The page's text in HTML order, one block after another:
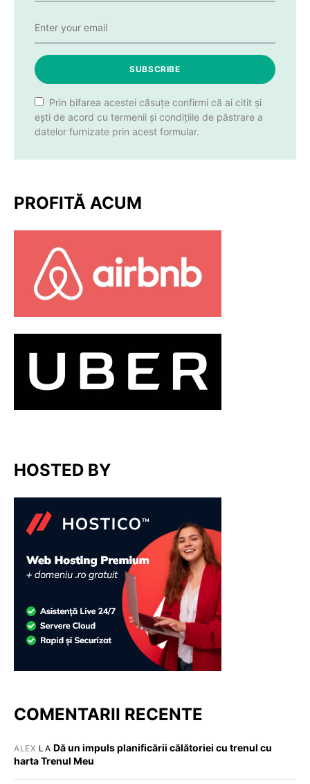
SUBSCRIBE
Prin bifarea acestei căsuțe confirmi că ai citit și
ești de acord cu termenii și condițiile de păstrare a
datelor furnizate prin acest formular.
PROFITĂ ACUM
HOSTED BY
COMENTARII RECENTE
ALEX LA Dă un impuls planificării călătoriei cu trenul cu
harta Trenul Meu